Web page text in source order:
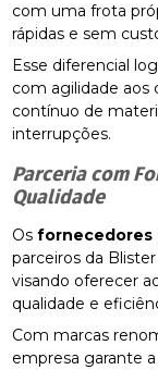
com uma frota
rápidas e sem
Esse diferencial
com agilidade aos
contínuo de
interrupções.
Parceria com
Qualidade
Osfornecedores
parceiros da
visando oferecer
qualidade e
Com marcas
empresa garante